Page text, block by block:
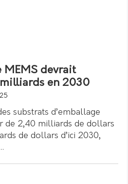
MEMS devrait
en 2030
substrats d’emballage
de 2,40 milliards de dollars
de dollars d’ici 2030,